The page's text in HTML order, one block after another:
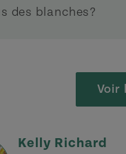
des blanches?
Voir
Kelly Richard